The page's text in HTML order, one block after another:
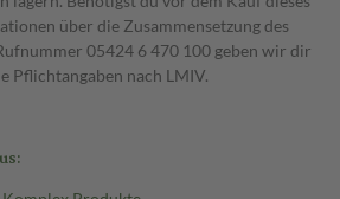
über die Zusammensetzung des
05424 6 470 100 geben wir dir
Pflichtangaben nach LMIV.